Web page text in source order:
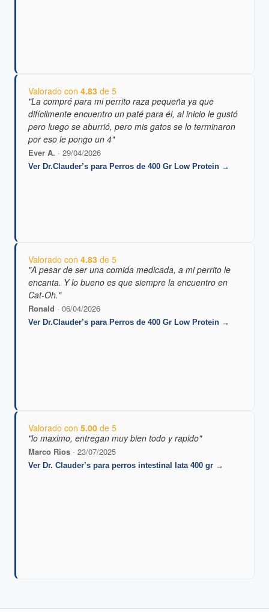
Valorado con 4.83 de 5
"La compré para mi perrito raza pequeña ya que
difícilmente encuentro un paté para él, al inicio le gustó
pero luego se aburrió, pero mis gatos se lo terminaron
por eso le pongo un 4"
Ever A. · 29/04/2026
Ver Dr.Clauder’s para Perros de 400 Gr Low Protein →
Valorado con 4.83 de 5
"A pesar de ser una comida medicada, a mi perrito le
encanta. Y lo bueno es que siempre la encuentro en
Cat-Oh."
Ronald · 06/04/2026
Ver Dr.Clauder’s para Perros de 400 Gr Low Protein →
Valorado con 5.00 de 5
"lo maximo, entregan muy bien todo y rapido"
Marco Rios · 23/07/2025
Ver Dr. Clauder’s para perros intestinal lata 400 gr →